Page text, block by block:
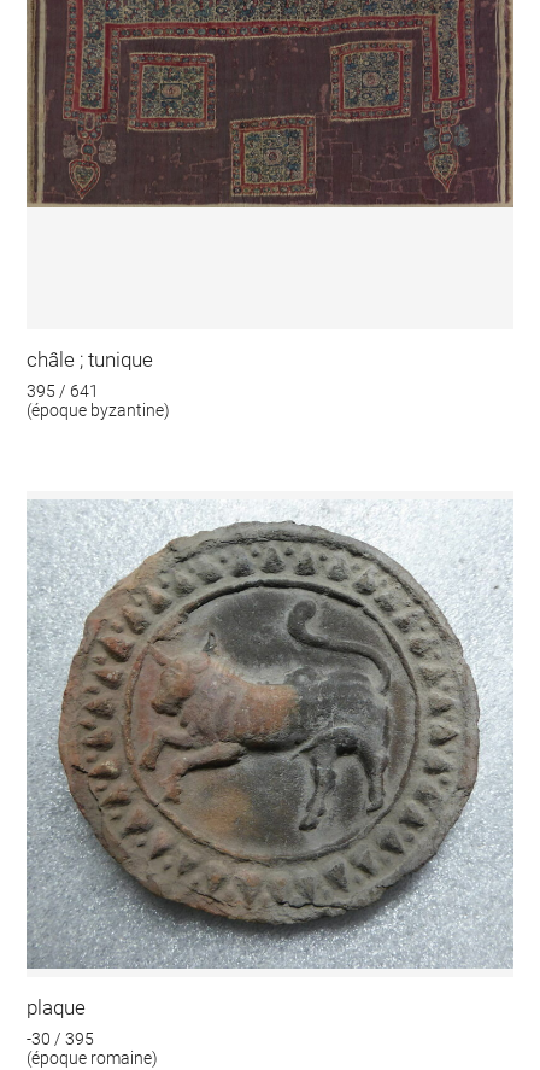
châle ; tunique
395 / 641
(époque byzantine)
plaque
-30 / 395
(époque romaine)